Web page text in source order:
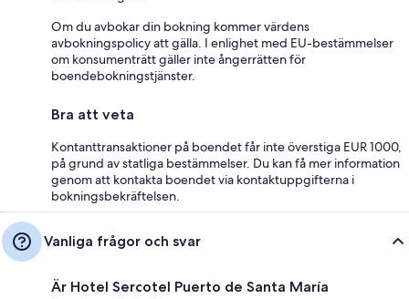
Om du avbokar din bokning kommer värdens
avbokningspolicy att gälla. I enlighet med EU-bestämmelser
om konsumenträtt gäller inte ångerrätten för
boendebokningstjänster.
Bra att veta
Kontanttransaktioner på boendet får inte överstiga EUR 1000,
på grund av statliga bestämmelser. Du kan få mer information
genom att kontakta boendet via kontaktuppgifterna i
bokningsbekräftelsen.
Vanliga frågor och svar
Är Hotel Sercotel Puerto de Santa María